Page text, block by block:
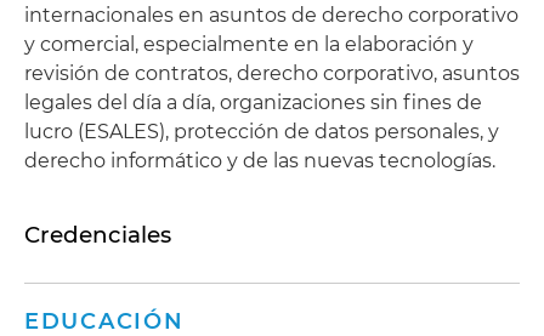
internacionales en asuntos de derecho corporativo
y comercial, especialmente en la elaboración y
revisión de contratos, derecho corporativo, asuntos
legales del día a día, organizaciones sin fines de
lucro (ESALES), protección de datos personales, y
derecho informático y de las nuevas tecnologías.
Credenciales
EDUCACIÓN